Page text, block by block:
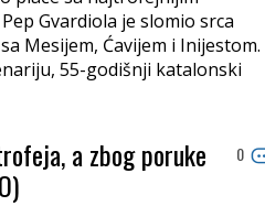
Gvardiola je slomio srca
Mesijem, Ćavijem i Inijestom.
55-godišnji katalonski
0
a zbog poruke